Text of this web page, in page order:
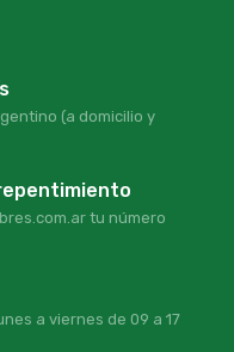
(a domicilio y
tu número
a viernes de 09 a 17